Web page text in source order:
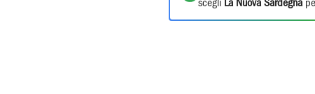
scegli La Nuova Sardegna